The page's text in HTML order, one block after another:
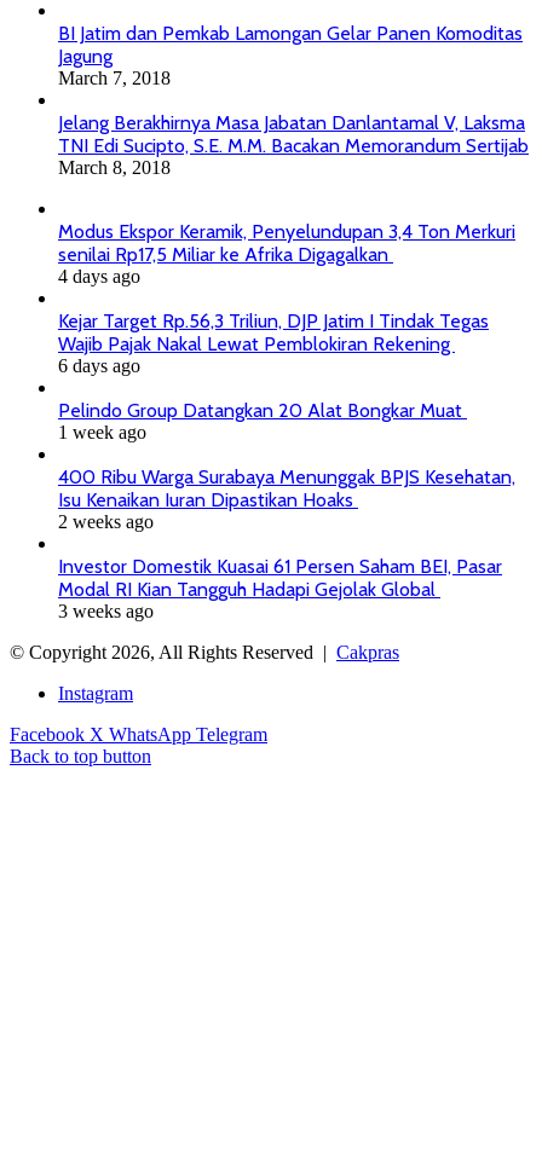
BI Jatim dan Pemkab Lamongan Gelar Panen Komoditas
Jagung
March 7, 2018
Jelang Berakhirnya Masa Jabatan Danlantamal V, Laksma
TNI Edi Sucipto, S.E. M.M. Bacakan Memorandum Sertijab
March 8, 2018
Modus Ekspor Keramik, Penyelundupan 3,4 Ton Merkuri
senilai Rp17,5 Miliar ke Afrika Digagalkan
4 days ago
Kejar Target Rp.56,3 Triliun, DJP Jatim I Tindak Tegas
Wajib Pajak Nakal Lewat Pemblokiran Rekening
6 days ago
Pelindo Group Datangkan 20 Alat Bongkar Muat
1 week ago
400 Ribu Warga Surabaya Menunggak BPJS Kesehatan,
Isu Kenaikan Iuran Dipastikan Hoaks
2 weeks ago
Investor Domestik Kuasai 61 Persen Saham BEI, Pasar
Modal RI Kian Tangguh Hadapi Gejolak Global
3 weeks ago
© Copyright 2026, All Rights Reserved | Cakpras
Instagram
Facebook X WhatsApp Telegram
Back to top button